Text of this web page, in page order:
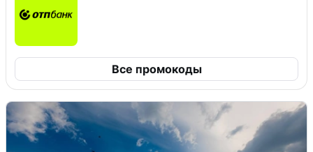
Все промокоды